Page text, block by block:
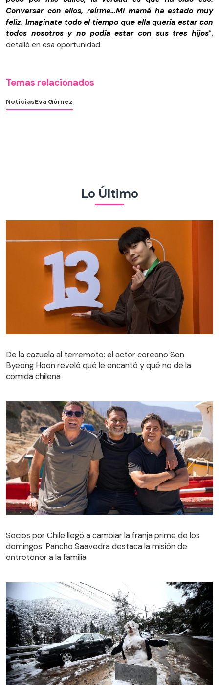
Conversar con ellos, reírme…Mi mamá ha estado muy
feliz. Imagínate todo el tiempo que ella quería estar con
todos nosotros y no podía estar con sus tres hijos”,
detalló en esa oportunidad.
Temas relacionados
NoticiasEva Gómez
Lo Último
De la cazuela al terremoto: el actor coreano Son
Byeong Hoon reveló qué le encantó y qué no de la
comida chilena
Socios por Chile llegó a cambiar la franja prime de los
domingos: Pancho Saavedra destaca la misión de
entretener a la familia